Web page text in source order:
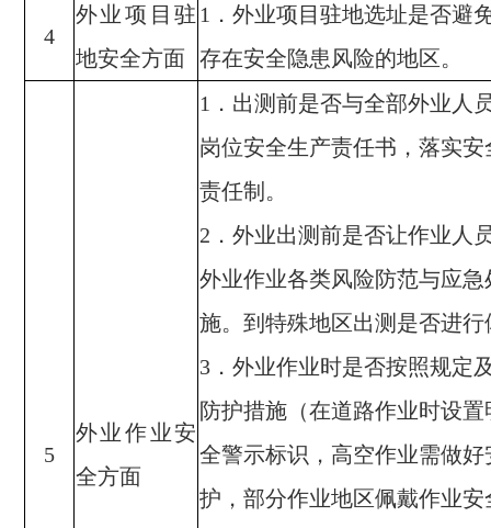
4
外业项目驻
地安全方面
1 ． 外业项目驻地选址是否避
存在安全隐患风险的地区。
5
外业作业安
全方面
1 ． 出测前是否与全部外业人
岗位安全生产责任书，落实安
责任制。
2 ． 外业出测前是否让作业人
外业作业各类风险防范与应急
施。 到 特殊地区出测 是否进行
3．外业作业时是否按照规定
防护措施（在道路作业时设置
全警示标识 ，高空作业需做
护，部分作业地区佩戴作业安